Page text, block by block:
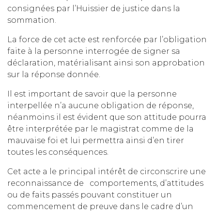
consignées par l’Huissier de justice dans la
sommation.
La force de cet acte est renforcée par l’obligation
faite à la personne interrogée de signer sa
déclaration, matérialisant ainsi son approbation
sur la réponse donnée.
Il est important de savoir que la personne
interpellée n’a aucune obligation de réponse,
néanmoins il est évident que son attitude pourra
être interprétée par le magistrat comme de la
mauvaise foi et lui permettra ainsi d’en tirer
toutes les conséquences.
Cet acte a le principal intérêt de circonscrire une
reconnaissance de comportements, d’attitudes
ou de faits passés pouvant constituer un
commencement de preuve dans le cadre d’un